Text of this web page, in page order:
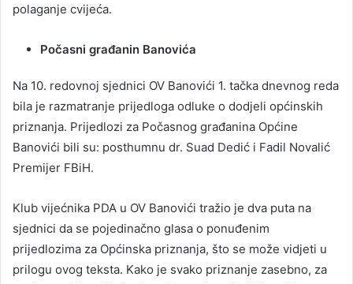
polaganje cvijeća.
Počasni građanin Banovića
Na 10. redovnoj sjednici OV Banovići 1. tačka dnevnog reda
bila je razmatranje prijedloga odluke o dodjeli općinskih
priznanja. Prijedlozi za Počasnog građanina Općine
Banovići bili su: posthumnu dr. Suad Dedić i Fadil Novalić
Premijer FBiH.
Klub vijećnika PDA u OV Banovići tražio je dva puta na
sjednici da se pojedinačno glasa o ponuđenim
prijedlozima za Općinska priznanja, što se može vidjeti u
prilogu ovog teksta. Kako je svako priznanje zasebno, za